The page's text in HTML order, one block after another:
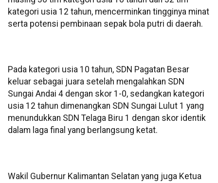
kategori usia 12 tahun, mencerminkan tingginya minat
serta potensi pembinaan sepak bola putri di daerah.
Pada kategori usia 10 tahun, SDN Pagatan Besar
keluar sebagai juara setelah mengalahkan SDN
Sungai Andai 4 dengan skor 1-0, sedangkan kategori
usia 12 tahun dimenangkan SDN Sungai Lulut 1 yang
menundukkan SDN Telaga Biru 1 dengan skor identik
dalam laga final yang berlangsung ketat.
Wakil Gubernur Kalimantan Selatan yang juga Ketua